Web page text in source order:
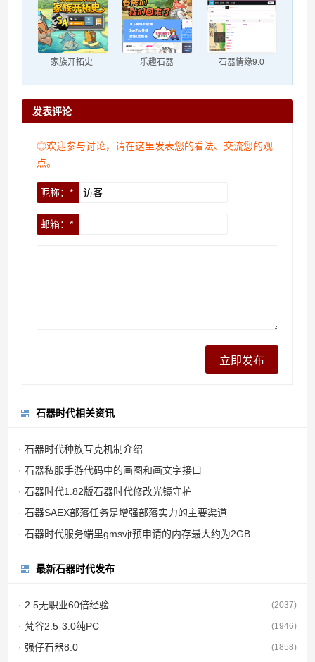
家族开拓史 乐趣石器 石器情缘9.0
发表评论
◎欢迎参与讨论，请在这里发表您的看法、交流您的观
点。
昵称：*
邮箱：*
石器时代相关资讯
· 石器时代种族互克机制介绍
· 石器私服手游代码中的画图和画文字接口
· 石器时代1.82版石器时代修改光镜守护
· 石器SAEX部落任务是增强部落实力的主要渠道
· 石器时代服务端里gmsvjt预申请的内存最大约为2GB
最新石器时代发布
· 2.5无职业60倍经验 (2037)
· 梵谷2.5-3.0纯PC (1946)
· 强仔石器8.0 (1858)